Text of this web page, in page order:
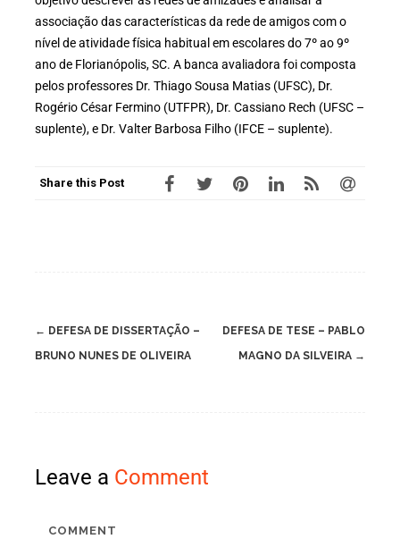
associação das características da rede de amigos com o
nível de atividade física habitual em escolares do 7º ao 9º
ano de Florianópolis, SC. A banca avaliadora foi composta
pelos professores Dr. Thiago Sousa Matias (UFSC), Dr.
Rogério César Fermino (UTFPR), Dr. Cassiano Rech (UFSC –
suplente), e Dr. Valter Barbosa Filho (IFCE – suplente).
Share this Post
Post
← DEFESA DE DISSERTAÇÃO –
BRUNO NUNES DE OLIVEIRA
DEFESA DE TESE – PABLO
MAGNO DA SILVEIRA →
Leave a Comment
COMMENT